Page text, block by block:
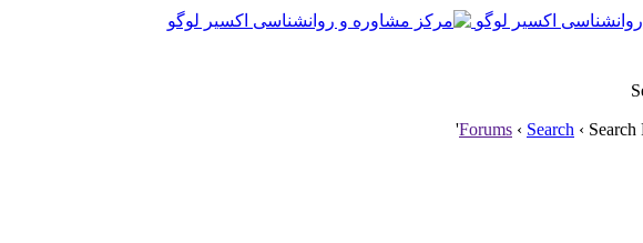
Forums ‹ Search ‹ Search